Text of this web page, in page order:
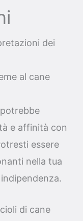
dei
al cane
e affinità con
essere
nella tua
di cane